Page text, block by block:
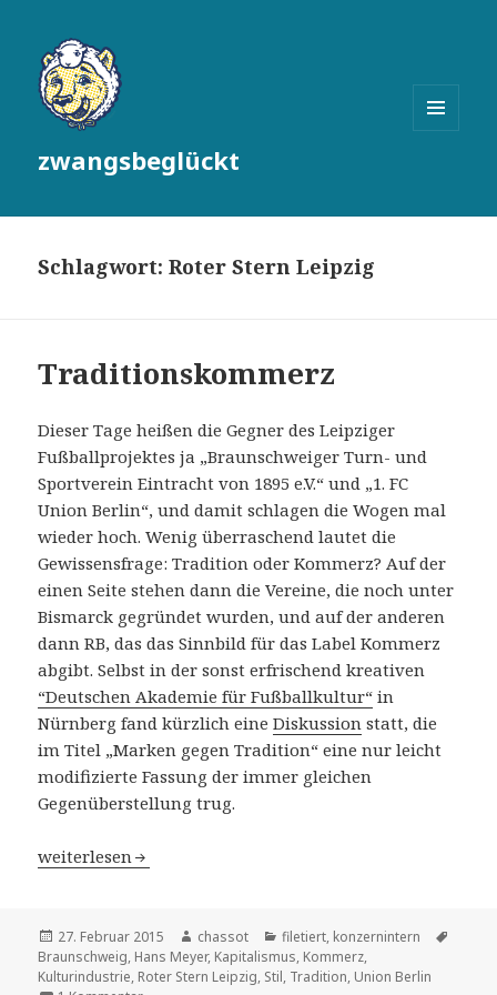
zwangsbeglückt
Schlagwort:Roter Stern Leipzig
Traditionskommerz
Dieser Tage heißen die Gegner des Leipziger
Fußballprojektes ja „Braunschweiger Turn- und
Sportverein Eintracht von 1895 e.V.“ und „1. FC
Union Berlin“, und damit schlagen die Wogen mal
wieder hoch. Wenig überraschend lautet die
Gewissensfrage: Tradition oder Kommerz? Auf der
einen Seite stehen dann die Vereine, die noch unter
Bismarck gegründet wurden, und auf der anderen
dann RB, das das Sinnbild für das Label Kommerz
abgibt. Selbst in der sonst erfrischend kreativen
“Deutschen Akademie für Fußballkultur“ in
Nürnberg fand kürzlich eineDiskussion statt, die
im Titel „Marken gegen Tradition“ eine nur leicht
modifizierte Fassung der immer gleichen
Gegenüberstellung trug.
Traditionskommerz
weiterlesen
Veröffentlicht
am
27. Februar 2015 Autor
chassot Kategorien
filetiert, konzernintern
Braunschweig, Hans Meyer, Kapitalismus, Kommerz,
Kulturindustrie, Roter Stern Leipzig, Stil, Tradition, Union Berlin